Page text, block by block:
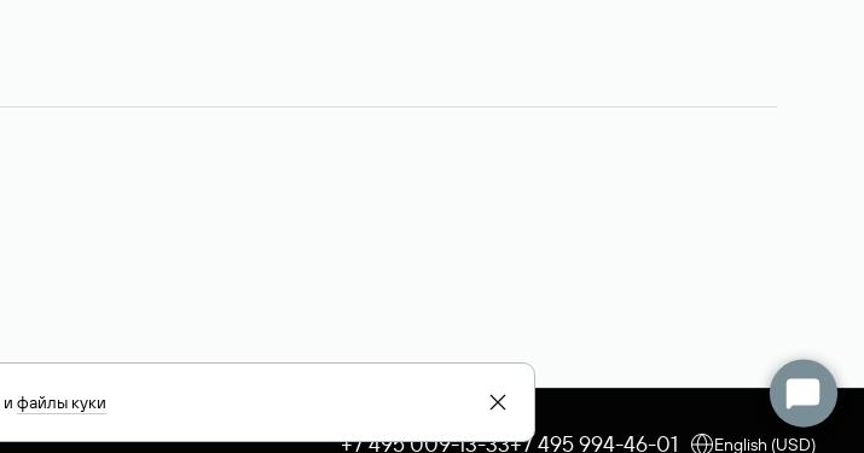
+7 495 009-13-33+7 495 994-46-01 English (USD)
и файлы куки